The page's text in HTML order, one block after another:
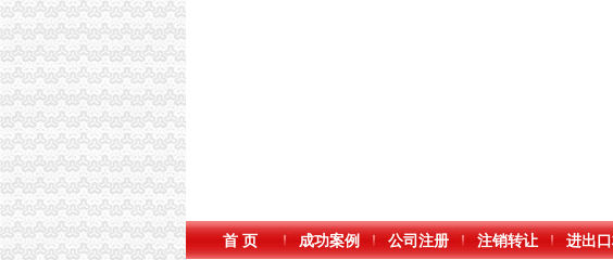
首 页 成功案例 公司注册 注销转让 进出